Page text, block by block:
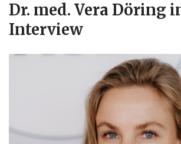
Dr. med. Vera Döring
Interview